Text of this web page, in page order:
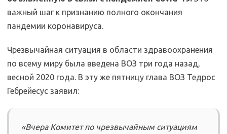
важный шаг к признанию полного окончания
пандемии коронавируса.
Чрезвычайная ситуация в области здравоохранения
по всему миру была введена ВОЗ три года назад,
весной 2020 года. В эту же пятницу глава ВОЗ Тедрос
Гебрейесус заявил:
«Вчера Комитет по чрезвычайным ситуациям